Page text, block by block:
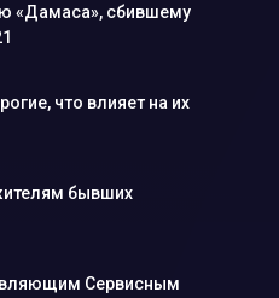
«Дамаса», сбившему
что влияет на их
бывших
Сервисным